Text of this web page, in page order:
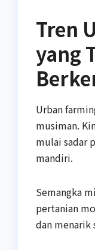
Tren
yang
Urban
musiman.
mulai sadar
mandiri.
Semangka
pertanian
dan menarik